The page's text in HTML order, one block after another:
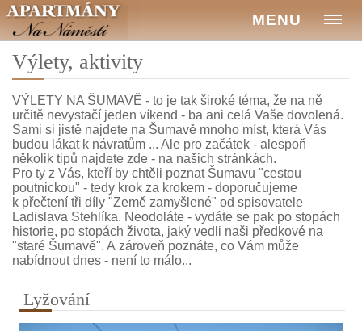
MENU
Výlety, aktivity
VÝLETY NA ŠUMAVĚ - to je tak široké téma, že na ně
určitě nevystačí jeden víkend - ba ani celá Vaše dovolená.
Sami si jistě najdete na Šumavě mnoho míst, která Vás
budou lákat k návratům ... Ale pro začátek - alespoň
několik tipů najdete zde - na našich stránkách.
Pro ty z Vás, kteří by chtěli poznat Šumavu "cestou
poutnickou" - tedy krok za krokem - doporučujeme
k přečtení tři díly "Země zamyšlené" od spisovatele
Ladislava Stehlíka. Neodoláte - vydáte se pak po stopách
historie, po stopách života, jaký vedli naši předkové na
"staré Šumavě". A zároveň poznáte, co Vám může
nabídnout dnes - není to málo...
Lyžování